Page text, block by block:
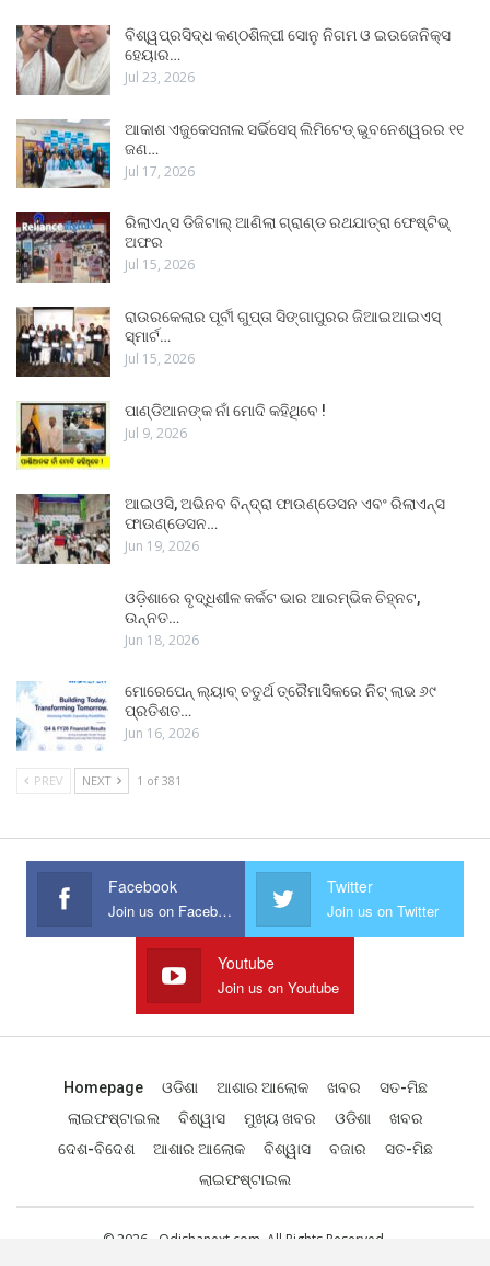
ବିଶ୍ୱପ୍ରସିଦ୍ଧ କଣ୍ଠଶିଳ୍ପୀ ସୋନୁ ନିଗମ ଓ ଇଉଜେନିକ୍ସ
ହେୟାର…
Jul 23, 2026
ଆକାଶ ଏଜୁକେସନାଲ ସର୍ଭିସେସ୍ ଲିମିଟେଡ୍ ଭୁବନେଶ୍ୱରର ୧୧
ଜଣ…
Jul 17, 2026
ରିଲାଏନ୍ସ ଡିଜିଟାଲ୍ ଆଣିଲା ଗ୍ରାଣ୍ଡ ରଥଯାତ୍ରା ଫେଷ୍ଟିଭ୍
ଅଫର
Jul 15, 2026
ରାଉରକେଲାର ପୂର୍ବୀ ଗୁପ୍ତା ସିଙ୍ଗାପୁରର ଜିଆଇଆଇଏସ୍
ସ୍ମାର୍ଟ…
Jul 15, 2026
ପାଣ୍ଡିଆନଙ୍କ ନାଁ ମୋଦି କହିଥିବେ !
Jul 9, 2026
ଆଇଓସି, ଅଭିନବ ବିନ୍ଦ୍ରା ଫାଉଣ୍ଡେସନ ଏବଂ ରିଲାଏନ୍ସ
ଫାଉଣ୍ଡେସନ…
Jun 19, 2026
ଓଡ଼ିଶାରେ ବୃଦ୍ଧିଶୀଳ କର୍କଟ ଭାର ଆରମ୍ଭିକ ଚିହ୍ନଟ,
ଉନ୍ନତ…
Jun 18, 2026
ମୋରେପେନ୍ ଲ୍ୟାବ୍ ଚତୁର୍ଥ ତ୍ରୈମାସିକରେ ନିଟ୍ ଲାଭ ୬୯
ପ୍ରତିଶତ…
Jun 16, 2026
PREV NEXT 1 of 381
Facebook
Join us on Facebook
Twitter
Join us on Twitter
Youtube
Join us on Youtube
Homepage ଓଡିଶା ଆଶାର ଆଲୋକ ଖବର
ସତ-ମିଛ
ଲାଇଫଷ୍ଟାଇଲ
ବିଶ୍ୱାସ ମୁଖ୍ୟ ଖବର ଓଡିଶା
ଖବର
ଦେଶ-ବିଦେଶ
ଆଶାର ଆଲୋକ ବିଶ୍ୱାସ ବଜାର
ସତ-ମିଛ
ଲାଇଫଷ୍ଟାଇଲ
© 2026 - Odishanext.com. All Rights Reserved.